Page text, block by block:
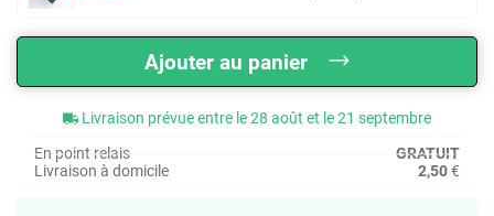
Ajouter au panier
Livraison prévue entre le 28 août et le 21 septembre
En point relais
GRATUIT
Livraison à domicile
2,50€